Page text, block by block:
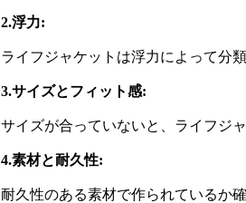
2.浮力:
ライフジャケットは浮力によって分
3.サイズとフィット感:
サイズが合っていないと、ライフジ
4.素材と耐久性:
耐久性のある素材で作られているか